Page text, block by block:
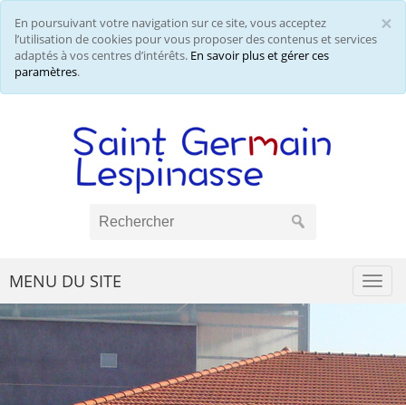
×
En poursuivant votre navigation sur ce site, vous acceptez
l’utilisation de cookies pour vous proposer des contenus et services
adaptés à vos centres d’intérêts. En savoir plus et gérer ces
paramètres.
MENU DU SITE